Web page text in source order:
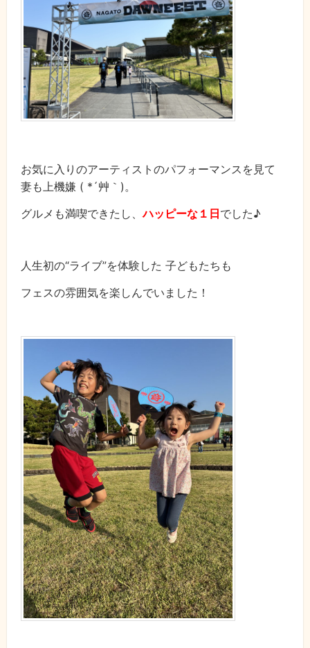
お気に入りのアーティストのパフォーマンスを見て
妻も上機嫌 ( *´艸｀)。
グルメも満喫できたし、ハッピーな１日でした♪
人生初の“ライブ”を体験した 子どもたちも
フェスの雰囲気を楽しんでいました！